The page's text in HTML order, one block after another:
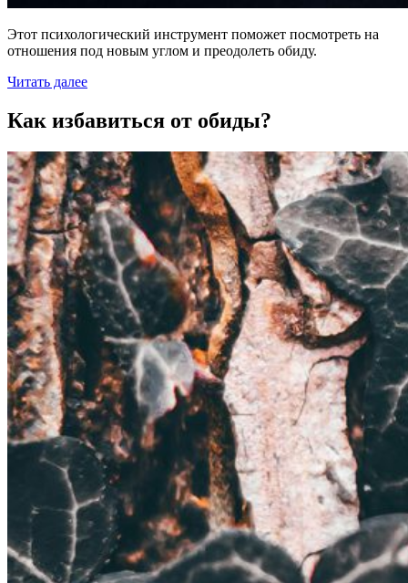
Этот психологический инструмент поможет посмотреть на
отношения под новым углом и преодолеть обиду.
Читать далее
Как избавиться от обиды?